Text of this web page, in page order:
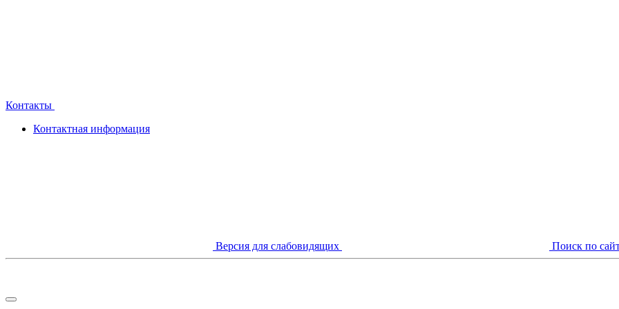
Контакты
Контактная информация
Версия для слабовидящих Поиск по